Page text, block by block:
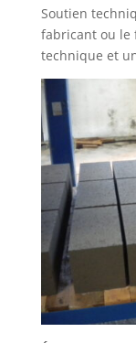
Soutien
fabricant ou le
technique et